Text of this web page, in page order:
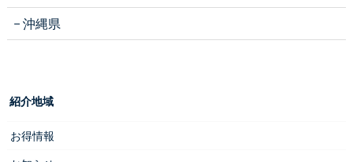
沖縄県
紹介地域
お得情報